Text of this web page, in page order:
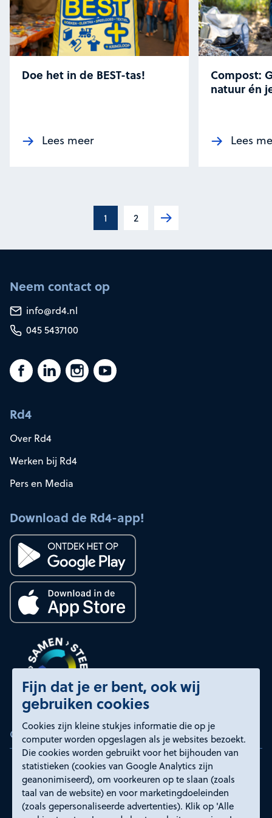
Fijn dat je er bent, ook wij
gebruiken cookies
Cookies zijn kleine stukjes informatie die op je
computer worden opgeslagen als je websites bezoekt.
Die cookies worden gebruikt voor het bijhouden van
statistieken (cookies van Google Analytics zijn
geanonimiseerd), om voorkeuren op te slaan (zoals
taal van de website) en voor marketingdoeleinden
(zoals gepersonaliseerde advertenties). Klik op 'Alle
Doe het in de BEST-tas!
Lees meer
Compost:
natuur én
Lees
1 2 Volgende
Neem contact op
info@rd4.nl
045 5437100
Rd4
Over Rd4
Werken bij Rd4
Pers en Media
Download de Rd4-app!
Certificeringen